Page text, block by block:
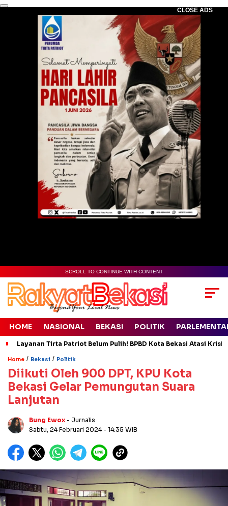
CLOSE ADS
SCROLL TO CONTINUE WITH CONTENT
HOME NASIONAL BEKASI POLITIK
Layanan Tirta Patriot Belum Pulih! BPBD Kota Bekasi Atasi
Home / Bekasi / Politik
Diikuti Oleh 900 DPT, KPU Kota
Bekasi Gelar Pemungutan Suara
Lanjutan
Bung Ewox - Jurnalis
Sabtu, 24 Februari 2024 - 14:35 WIB